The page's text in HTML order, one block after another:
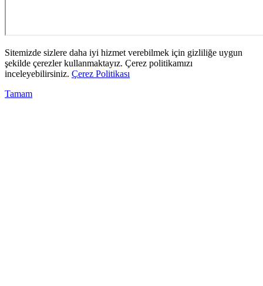
Sitemizde sizlere daha iyi hizmet verebilmek için gizliliğe uygun
şekilde çerezler kullanmaktayız. Çerez politikamızı
inceleyebilirsiniz. Çerez Politikası
Tamam